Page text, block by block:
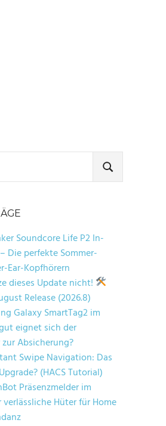
SUCHEN
Soundcore Life P2 In-
Die perfekte Sommer-
Ear-Kopfhörern
dieses Update nicht!
Release (2026.8)
Galaxy SmartTag2 im
eignet sich der
Absicherung?
Swipe Navigation: Das
(HACS Tutorial)
Präsenzmelder im
Hüter für Home